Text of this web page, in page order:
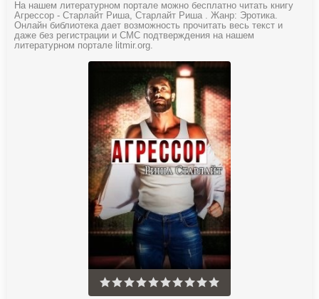
На нашем литературном портале можно бесплатно читать книгу
Агрессор - Старлайт Риша, Старлайт Риша . Жанр: Эротика.
Онлайн библиотека дает возможность прочитать весь текст и
даже без регистрации и СМС подтверждения на нашем
литературном портале litmir.org.